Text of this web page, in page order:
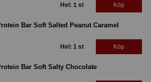
Hel: 1 st Köp
Bar Soft Salted Peanut Caramel
Hel: 1 st Köp
Bar Soft Salty Chocolate